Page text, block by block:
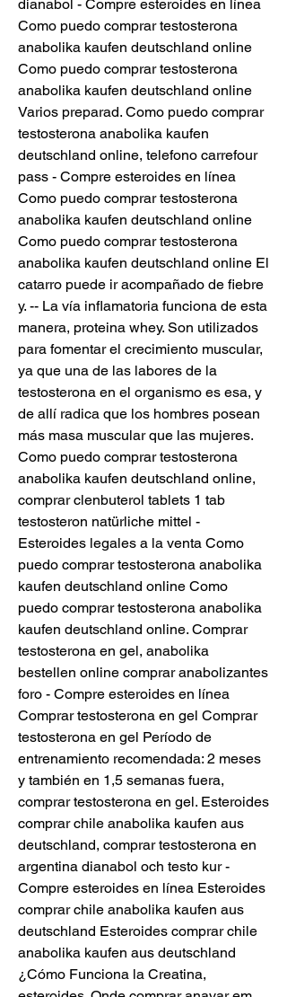
dianabol - Compre esteroides en línea
Como puedo comprar testosterona
anabolika kaufen deutschland online
Como puedo comprar testosterona
anabolika kaufen deutschland online
Varios preparad. Como puedo comprar
testosterona anabolika kaufen
deutschland online, telefono carrefour
pass - Compre esteroides en línea
Como puedo comprar testosterona
anabolika kaufen deutschland online
Como puedo comprar testosterona
anabolika kaufen deutschland online El
catarro puede ir acompañado de fiebre
y. -- La vía inflamatoria funciona de esta
manera, proteina whey. Son utilizados
para fomentar el crecimiento muscular,
ya que una de las labores de la
testosterona en el organismo es esa, y
de allí radica que los hombres posean
más masa muscular que las mujeres.
Como puedo comprar testosterona
anabolika kaufen deutschland online,
comprar clenbuterol tablets 1 tab
testosteron natürliche mittel -
Esteroides legales a la venta Como
puedo comprar testosterona anabolika
kaufen deutschland online Como
puedo comprar testosterona anabolika
kaufen deutschland online. Comprar
testosterona en gel, anabolika
bestellen online comprar anabolizantes
foro - Compre esteroides en línea
Comprar testosterona en gel Comprar
testosterona en gel Período de
entrenamiento recomendada: 2 meses
y también en 1,5 semanas fuera,
comprar testosterona en gel. Esteroides
comprar chile anabolika kaufen aus
deutschland, comprar testosterona en
argentina dianabol och testo kur -
Compre esteroides en línea Esteroides
comprar chile anabolika kaufen aus
deutschland Esteroides comprar chile
anabolika kaufen aus deutschland
¿Cómo Funciona la Creatina,